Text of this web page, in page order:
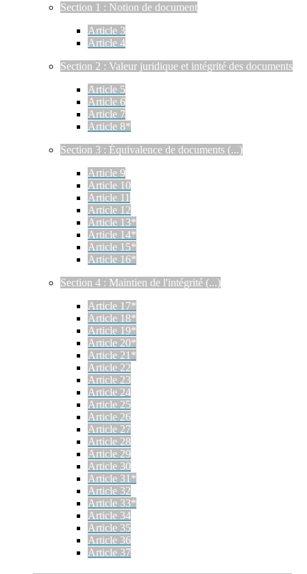
Section 1 : Notion de document
Article 3
Article 4
Section 2 : Valeur juridique et intégrité des documents
Article 5
Article 6
Article 7
Article 8*
Section 3 : Équivalence de documents (...)
Article 9
Article 10
Article 11
Article 12
Article 13*
Article 14*
Article 15*
Article 16*
Section 4 : Maintien de l'intégrité (...)
Article 17*
Article 18*
Article 19*
Article 20*
Article 21*
Article 22
Article 23
Article 24
Article 25
Article 26
Article 27
Article 28
Article 29
Article 30
Article 31*
Article 32
Article 33*
Article 34
Article 35
Article 36
Article 37